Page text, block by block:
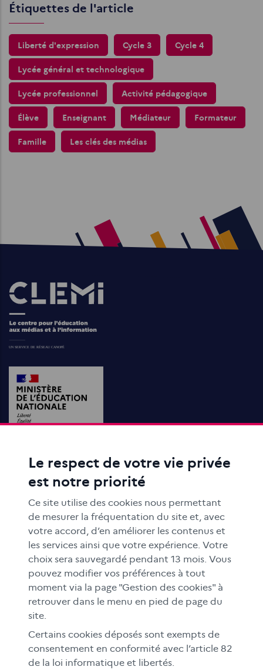
Étiquettes de l'article
Liberté d'expression Cycle 3 Cycle 4
Lycée général et technologique
Lycée professionnel Activité pédagogique
Élève Enseignant Médiateur Formateur
Famille Les clés des médias
Images
ACTIONS ÉDUCATIVES
FORMATION
RESSOURCES
MÉDIAS SCOLAIRES
FAMILLES
Le CLEMI
En académies
À l'international
CLEMI sup
Espace presse
Le respect de votre vie privée
est notre priorité
Ce site utilise des cookies nous permettant
de mesurer la fréquentation du site et, avec
votre accord, d’en améliorer les contenus et
les services ainsi que votre expérience. Votre
choix sera sauvegardé pendant 13 mois. Vous
pouvez modifier vos préférences à tout
moment via la page "Gestion des cookies" à
retrouver dans le menu en pied de page du
site.
Certains cookies déposés sont exempts de
consentement en conformité avec l’article 82
de la loi informatique et libertés.